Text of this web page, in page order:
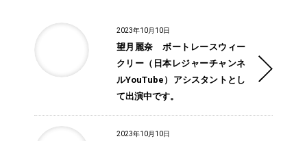
2023年10月10日
望月麗奈 ボートレースウィー
クリー（日本レジャーチャンネ
ルYouTube）アシスタントとし
て出演中です。
2023年10月10日